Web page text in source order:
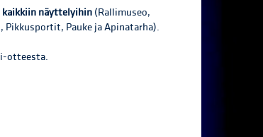
kaikkiin näyttelyihin (Rallimuseo,
Pauke ja Apinatarha).
otteesta.